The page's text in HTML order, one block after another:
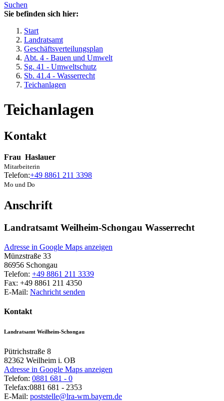
Suchen
Sie befinden sich hier:
Start
Landratsamt
Geschäftsverteilungsplan
Abt. 4 - Bauen und Umwelt
Sg. 41 - Umweltschutz
Sb. 41.4 - Wasserrecht
Teichanlagen
Teichanlagen
Kontakt
Frau Haslauer
Mitarbeiterin
Telefon:+49 8861 211 3398
Mo und Do
Anschrift
Landratsamt Weilheim-Schongau Wasserrecht
Adresse in Google Maps anzeigen
Münzstraße 33
86956 Schongau
Telefon: +49 8861 211 3339
Fax: +49 8861 211 4350
E-Mail: Nachricht senden
Kontakt
Landratsamt Weilheim-Schongau
Pütrichstraße 8
82362 Weilheim i. OB
Adresse in Google Maps anzeigen
Telefon: 0881 681 - 0
Telefax:0881 681 - 2353
E-Mail: poststelle@lra-wm.bayern.de